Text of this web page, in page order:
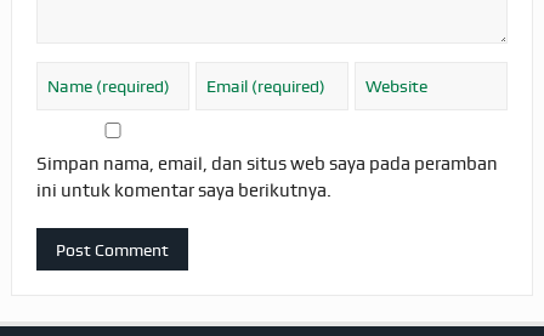
Simpan nama, email, dan situs web saya pada peramban
ini untuk komentar saya berikutnya.